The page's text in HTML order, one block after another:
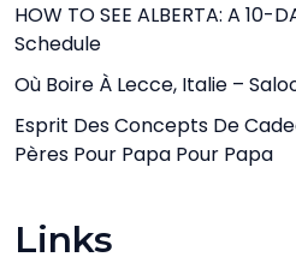
HOW TO SEE ALBERTA: A 10-
Schedule
Où Boire À Lecce, Italie –
Esprit Des Concepts De
Pères Pour Papa Pour Papa
Links